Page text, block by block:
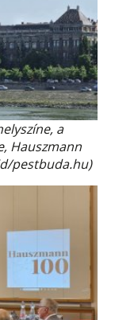
a
Hauszmann
pestbuda.hu)